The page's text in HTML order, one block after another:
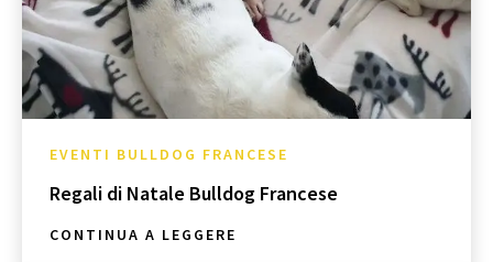
EVENTI BULLDOG FRANCESE
Regali di Natale Bulldog Francese
CONTINUA A LEGGERE